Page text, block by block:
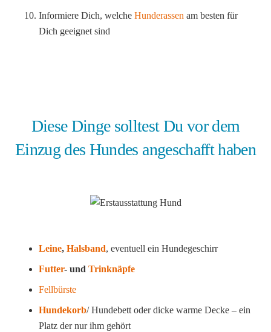
Informiere Dich, welche Hunderassen am besten für
Dich geeignet sind
Diese Dinge solltest Du vor dem
Einzug des Hundes angeschafft haben
Leine, Halsband, eventuell ein Hundegeschirr
Futter- und Trinknäpfe
Fellbürste
Hundekorb/ Hundebett oder dicke warme Decke – ein
Platz der nur ihm gehört